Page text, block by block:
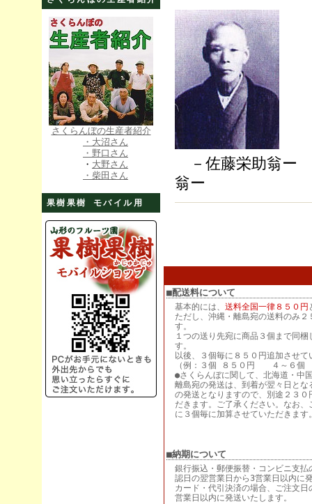
さくらんぼの生産者紹介
・大沼さん
・野口さん
・ 大野さん
・柴田さん
果樹果樹 モバイル用
－佐藤
翁ー
■配送料について
基本的には、 送料全国一律８５０円
ただし、沖縄・離島宛の送料のみ２
す。
１つの送り先宛に商品３個まで同梱
す。
以後、３個毎に８５０円追加させて
（例：３個 ８５０円 ４～６個
●さくらんぼに関して、北海道・中
離島宛の発送は、到着が翌々日とな
の発送となりますので、別途２３０
だきます。ご了承ください。なお、
に３個毎に加算させていただきます
■納期について
銀行振込・郵便振替・コンビニ支払
認日の翌営業日から3営業日以内に
カード・代引決済の場合、ご注文日
営業日以内に発送いたします。